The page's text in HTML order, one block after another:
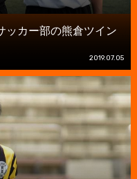
ッカー部の熊倉ツイン
2019.07.05